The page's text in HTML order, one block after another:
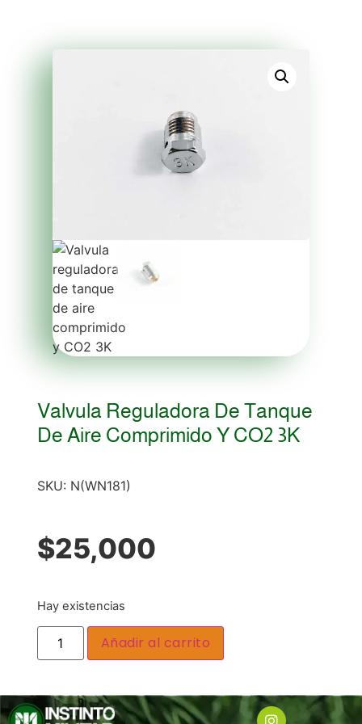
Valvula Reguladora De Tanque
De Aire Comprimido Y CO2 3K
SKU: N(WN181)
$25,000
Hay existencias
Añadir al carrito